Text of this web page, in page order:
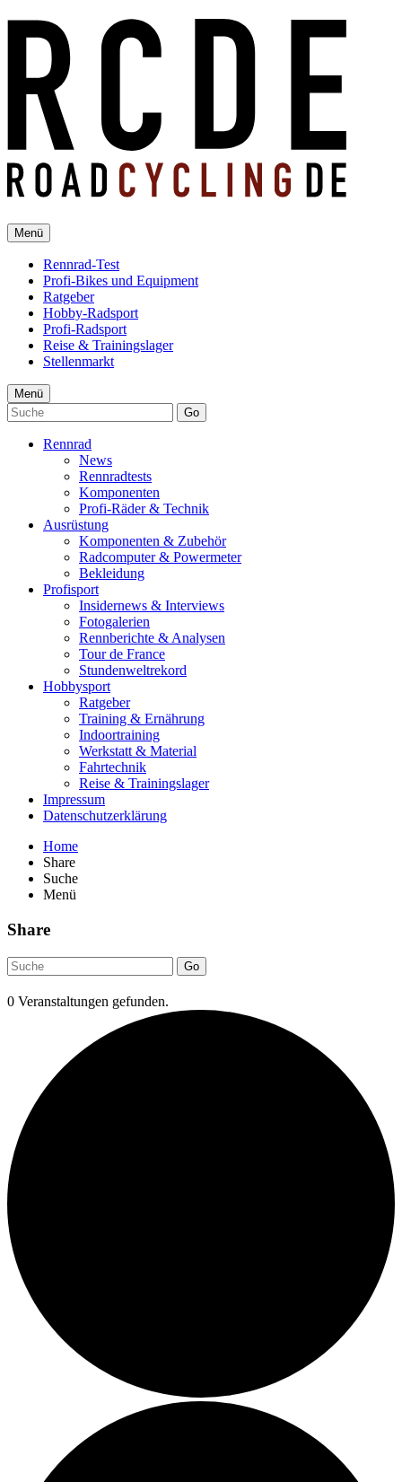
Menü
Rennrad-Test
Profi-Bikes und Equipment
Ratgeber
Hobby-Radsport
Profi-Radsport
Reise & Trainingslager
Stellenmarkt
Menü
Go
Rennrad
News
Rennradtests
Komponenten
Profi-Räder & Technik
Ausrüstung
Komponenten & Zubehör
Radcomputer & Powermeter
Bekleidung
Profisport
Insidernews & Interviews
Fotogalerien
Rennberichte & Analysen
Tour de France
Stundenweltrekord
Hobbysport
Ratgeber
Training & Ernährung
Indoortraining
Werkstatt & Material
Fahrtechnik
Reise & Trainingslager
Impressum
Datenschutzerklärung
Home
Share
Suche
Menü
Share
Go
0 Veranstaltungen gefunden.